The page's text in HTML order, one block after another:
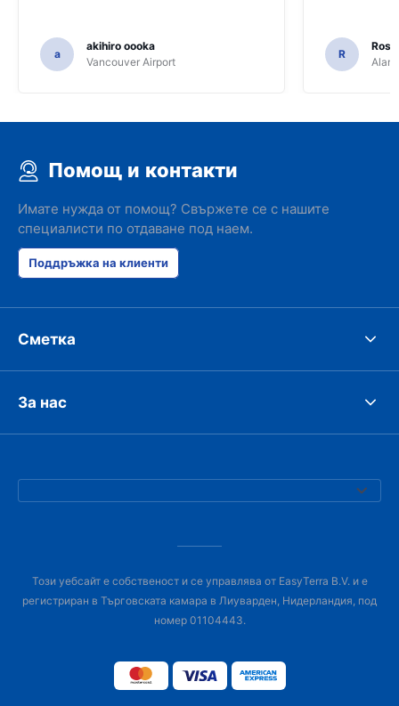
a
akihiro oooka
Vancouver Airport
R
Помощ и контакти
Имате нужда от помощ? Свържете се с нашите
специалисти по отдаване под наем.
Поддръжка на клиенти
Сметка
За нас
Този уебсайт е собственост и се управлява от EasyTerra B.V. и е
регистриран в Търговската камара в Лиуварден, Нидерландия, под
номер 01104443.